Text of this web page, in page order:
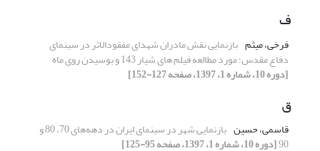
ف
فرخی، میثم بازنمایی نقش مادران شهدای مفقودالاثر در سینمای
دفاع مقدس؛ مورد مطالعه فیلم های شیار 143 و بوسیدن روی ماه
[دوره 10، شماره 1، 1397، صفحه 127-152]
ق
قاسمی، حسین بازنمایی شهر در سینمای ایران در دهه‌های 70، 80 و
90[دوره 10، شماره 1، 1397، صفحه 95-125]